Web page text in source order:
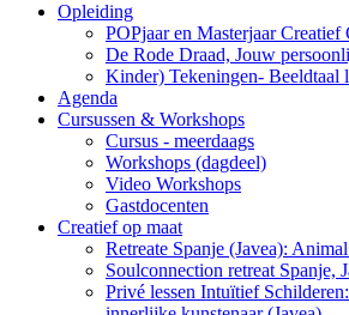
Opleiding
POPjaar en Masterjaar Creatief
De Rode Draad, Jouw
Kinder) Tekeningen- Beeldtaal
Agenda
Cursussen & Workshops
Cursus - meerdaags
Workshops (dagdeel)
Video Workshops
Gastdocenten
Creatief op maat
Retreate Spanje (Javea):
Soulconnection retreat Spanje,
Privé lessen Intuïtief